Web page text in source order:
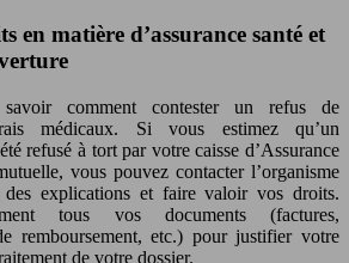
en matière d’assurance santé et
comment contester un refus de
médicaux. Si vous estimez qu’un
refusé à tort par votre caisse d’Assurance
vous pouvez contacter l’organisme
explications et faire valoir vos droits.
tous vos documents (factures,
remboursement, etc.) pour justifier votre
de votre dossier.